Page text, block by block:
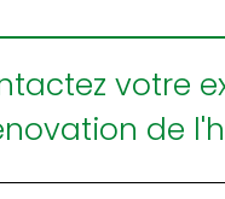
votre
de